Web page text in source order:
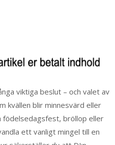
viktiga beslut – och valet av
kvällen blir minnesvärd eller
bröllop eller
ett vanligt mingel till en